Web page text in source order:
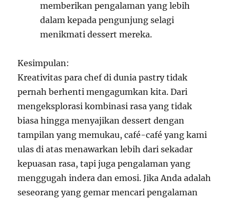
memberikan pengalaman yang lebih
dalam kepada pengunjung selagi
menikmati dessert mereka.
Kesimpulan:
Kreativitas para chef di dunia pastry tidak
pernah berhenti mengagumkan kita. Dari
mengeksplorasi kombinasi rasa yang tidak
biasa hingga menyajikan dessert dengan
tampilan yang memukau, café-café yang kami
ulas di atas menawarkan lebih dari sekadar
kepuasan rasa, tapi juga pengalaman yang
menggugah indera dan emosi. Jika Anda adalah
seseorang yang gemar mencari pengalaman